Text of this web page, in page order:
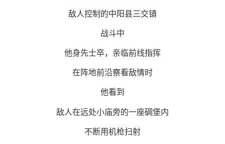
敌人控制的中阳县三交镇
战斗中
他身先士卒，亲临前线指挥
在阵地前沿察看敌情时
他看到
敌人在远处小庙旁的一座碉堡内
不断用机枪扫射